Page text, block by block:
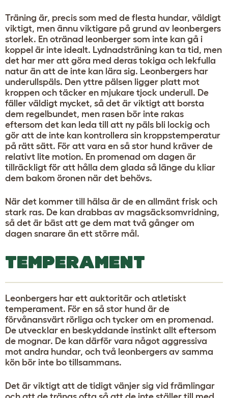
Träning är, precis som med de flesta hundar, väldigt
viktigt, men ännu viktigare på grund av leonbergers
storlek. En otränad leonberger som inte kan gå i
koppel är inte idealt. Lydnadsträning kan ta tid, men
det har mer att göra med deras tokiga och lekfulla
natur än att de inte kan lära sig. Leonbergers har
underullspäls. Den yttre pälsen ligger platt mot
kroppen och täcker en mjukare tjock underull. De
fäller väldigt mycket, så det är viktigt att borsta
dem regelbundet, men rasen bör inte rakas
eftersom det kan leda till att ny päls bli lockig och
gör att de inte kan kontrollera sin kroppstemperatur
på rätt sätt. För att vara en så stor hund kräver de
relativt lite motion. En promenad om dagen är
tillräckligt för att hålla dem glada så länge du kliar
dem bakom öronen när det behövs.
När det kommer till hälsa är de en allmänt frisk och
stark ras. De kan drabbas av magsäcksomvridning,
så det är bäst att ge dem mat två gånger om
dagen snarare än ett större mål.
TEMPERAMENT
Leonbergers har ett auktoritär och atletiskt
temperament. För en så stor hund är de
förvånansvärt rörliga och tycker om en promenad.
De utvecklar en beskyddande instinkt allt eftersom
de mognar. De kan därför vara något aggressiva
mot andra hundar, och två leonbergers av samma
kön bör inte bo tillsammans.
Det är viktigt att de tidigt vänjer sig vid främlingar